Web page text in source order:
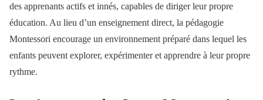
des apprenants actifs et innés, capables de diriger leur propre
éducation. Au lieu d’un enseignement direct, la pédagogie
Montessori encourage un environnement préparé dans lequel les
enfants peuvent explorer, expérimenter et apprendre à leur propre
rythme.